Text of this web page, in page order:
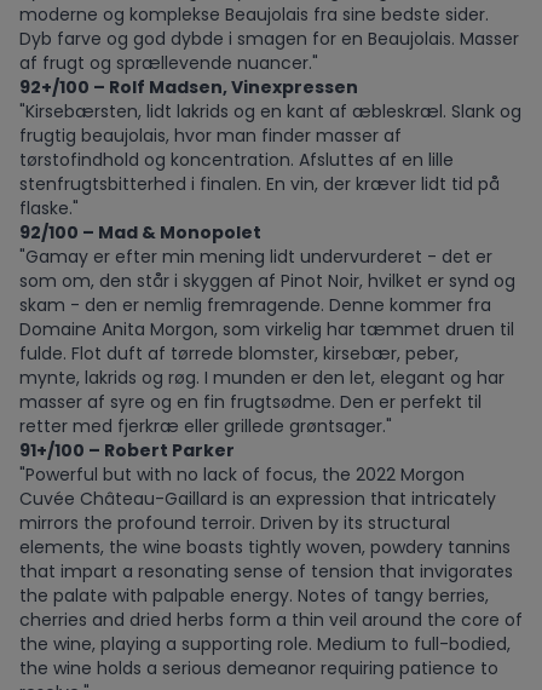
moderne og komplekse Beaujolais fra sine bedste sider.
Dyb farve og god dybde i smagen for en Beaujolais. Masser
af frugt og sprællevende nuancer."
92+/100 – Rolf Madsen, Vinexpressen
"Kirsebærsten, lidt lakrids og en kant af æbleskræl. Slank og
frugtig beaujolais, hvor man finder masser af
tørstofindhold og koncentration. Afsluttes af en lille
stenfrugtsbitterhed i finalen. En vin, der kræver lidt tid på
flaske."
92/100 – Mad & Monopolet
"Gamay er efter min mening lidt undervurderet - det er
som om, den står i skyggen af Pinot Noir, hvilket er synd og
skam - den er nemlig fremragende. Denne kommer fra
Domaine Anita Morgon, som virkelig har tæmmet druen til
fulde. Flot duft af tørrede blomster, kirsebær, peber,
mynte, lakrids og røg. I munden er den let, elegant og har
masser af syre og en fin frugtsødme. Den er perfekt til
retter med fjerkræ eller grillede grøntsager."
91+/100 – Robert Parker
"Powerful but with no lack of focus, the 2022 Morgon
Cuvée Château-Gaillard is an expression that intricately
mirrors the profound terroir. Driven by its structural
elements, the wine boasts tightly woven, powdery tannins
that impart a resonating sense of tension that invigorates
the palate with palpable energy. Notes of tangy berries,
cherries and dried herbs form a thin veil around the core of
the wine, playing a supporting role. Medium to full-bodied,
the wine holds a serious demeanor requiring patience to